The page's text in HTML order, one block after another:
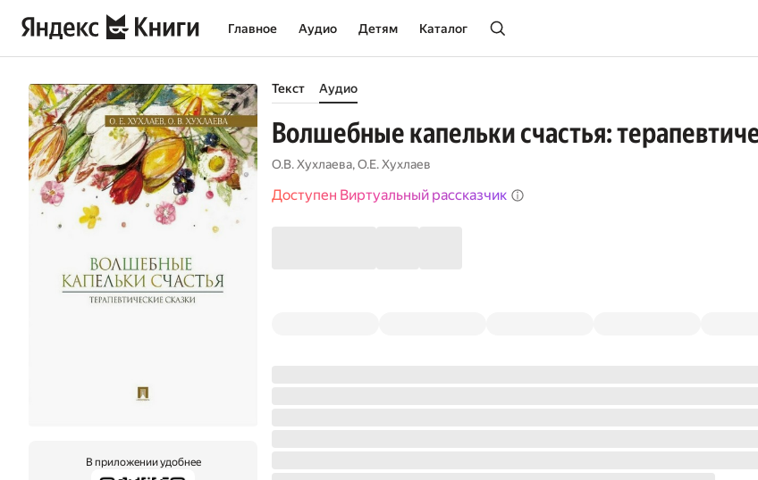
Главное Аудио Детям Каталог
В приложении удобнее
Текст Аудио
Волшебные капельки счастья:
О.В. Хухлаева,О.Е. Хухлаев
Доступен Виртуальный рассказчик